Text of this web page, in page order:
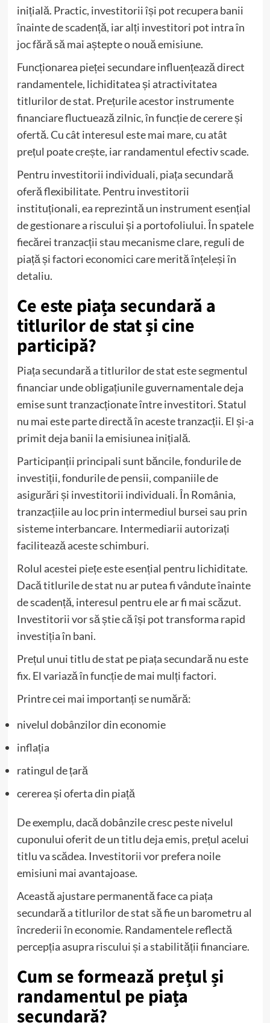
inițială. Practic, investitorii își pot recupera banii
înainte de scadență, iar alți investitori pot intra în
joc fără să mai aștepte o nouă emisiune.
Funcționarea pieței secundare influențează direct
randamentele, lichiditatea și atractivitatea
titlurilor de stat. Prețurile acestor instrumente
financiare fluctuează zilnic, în funcție de cerere și
ofertă. Cu cât interesul este mai mare, cu atât
prețul poate crește, iar randamentul efectiv scade.
Pentru investitorii individuali, piața secundară
oferă flexibilitate. Pentru investitorii
instituționali, ea reprezintă un instrument esențial
de gestionare a riscului și a portofoliului. În spatele
fiecărei tranzacții stau mecanisme clare, reguli de
piață și factori economici care merită înțeleși în
detaliu.
Ce este piața secundară a
titlurilor de stat și cine
participă?
Piața secundară a titlurilor de stat este segmentul
financiar unde obligațiunile guvernamentale deja
emise sunt tranzacționate între investitori. Statul
nu mai este parte directă în aceste tranzacții. El și-a
primit deja banii la emisiunea inițială.
Participanții principali sunt băncile, fondurile de
investiții, fondurile de pensii, companiile de
asigurări și investitorii individuali. În România,
tranzacțiile au loc prin intermediul bursei sau prin
sisteme interbancare. Intermediarii autorizați
facilitează aceste schimburi.
Rolul acestei piețe este esențial pentru lichiditate.
Dacă titlurile de stat nu ar putea fi vândute înainte
de scadență, interesul pentru ele ar fi mai scăzut.
Investitorii vor să știe că își pot transforma rapid
investiția în bani.
Prețul unui titlu de stat pe piața secundară nu este
fix. El variază în funcție de mai mulți factori.
Printre cei mai importanți se numără:
nivelul dobânzilor din economie
inflația
ratingul de țară
cererea și oferta din piață
De exemplu, dacă dobânzile cresc peste nivelul
cuponului oferit de un titlu deja emis, prețul acelui
titlu va scădea. Investitorii vor prefera noile
emisiuni mai avantajoase.
Această ajustare permanentă face ca piața
secundară a titlurilor de stat să fie un barometru al
încrederii în economie. Randamentele reflectă
percepția asupra riscului și a stabilității financiare.
Cum se formează prețul și
randamentul pe piața
secundară?